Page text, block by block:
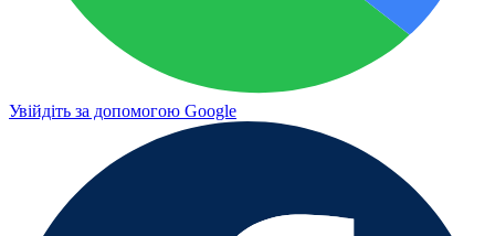
Увійдіть за допомогою Google